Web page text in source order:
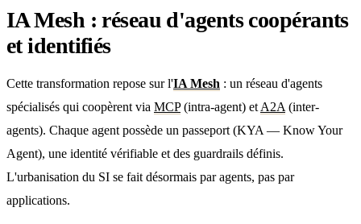
IA Mesh : réseau d'agents coopérants
et identifiés
Cette transformation repose sur l'IA Mesh : un réseau d'agents
spécialisés qui coopèrent via MCP(intra-agent) et A2A (inter-
agents). Chaque agent possède un passeport (KYA — Know Your
Agent), une identité vérifiable et des guardrails définis.
L'urbanisation du SI se fait désormais par agents, pas par
applications.